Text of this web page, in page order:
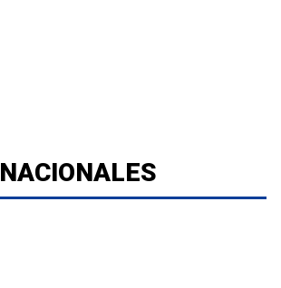
NACIONALES